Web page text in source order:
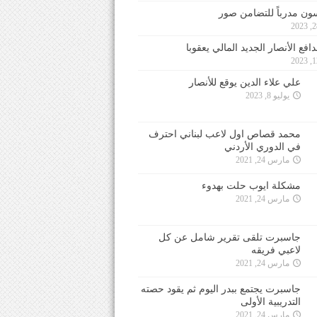
مدرباً للتضامن صور
الأنصار الجديد المالي يعقوبا
علي علاء الدين يوقع للأنصار
يوليو 8, 2023
محمد قصاص اول لاعب لبناني احترف
في الدوري الأردني
مارس 24, 2021
مشكلة ايوب حلت بهدوء
مارس 24, 2021
جاسبرت تلقى تقرير شامل عن كل
لاعبي فريقه
مارس 24, 2021
جاسبرت يجتمع ببدر اليوم ثم يقود حصته
التدريبية الأولى
مارس 24, 2021